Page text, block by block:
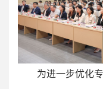
为进一步优化